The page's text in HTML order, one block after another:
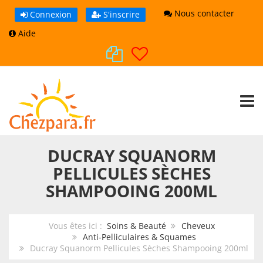
Connexion S'inscrire
Nous contacter
Aide
DUCRAY SQUANORM
PELLICULES SÈCHES
SHAMPOOING 200ML
Vous êtes ici : Soins & Beauté
Cheveux
Anti-Pelliculaires & Squames
Ducray Squanorm Pellicules Sèches Shampooing 200ml